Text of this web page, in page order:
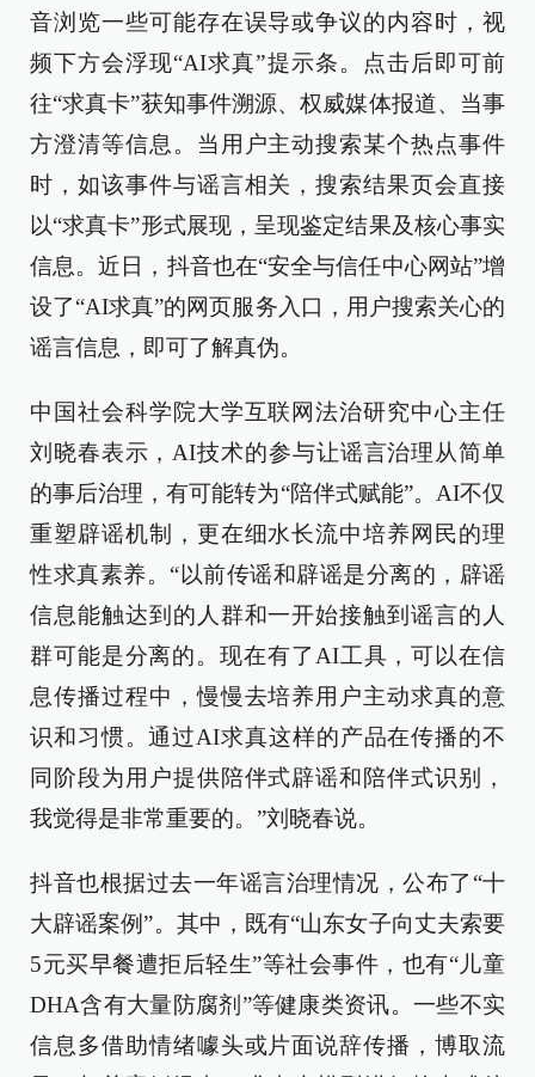
音浏览一些可能存在误导或争议的内容时，视
频下方会浮现“AI求真”提示条。点击后即可前
往“求真卡”获知事件溯源、权威媒体报道、当事
方澄清等信息。当用户主动搜索某个热点事件
时，如该事件与谣言相关，搜索结果页会直接
以“求真卡”形式展现，呈现鉴定结果及核心事实
信息。近日，抖音也在“安全与信任中心网站”增
设了“AI求真”的网页服务入口，用户搜索关心的
谣言信息，即可了解真伪。
中国社会科学院大学互联网法治研究中心主任
刘晓春表示，AI技术的参与让谣言治理从简单
的事后治理，有可能转为“陪伴式赋能”。AI不仅
重塑辟谣机制，更在细水长流中培养网民的理
性求真素养。“以前传谣和辟谣是分离的，辟谣
信息能触达到的人群和一开始接触到谣言的人
群可能是分离的。现在有了AI工具，可以在信
息传播过程中，慢慢去培养用户主动求真的意
识和习惯。通过AI求真这样的产品在传播的不
同阶段为用户提供陪伴式辟谣和陪伴式识别，
我觉得是非常重要的。”刘晓春说。
抖音也根据过去一年谣言治理情况，公布了“十
大辟谣案例”。其中，既有“山东女子向丈夫索要
5元买早餐遭拒后轻生”等社会事件，也有“儿童
DHA含有大量防腐剂”等健康类资讯。一些不实
信息多借助情绪噱头或片面说辞传播，博取流